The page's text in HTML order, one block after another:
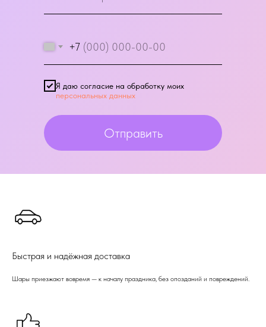
+7
Я даю согласие на обработку моих
персональных данных
Отправить
Быстрая и надёжная доставка
Шары приезжают вовремя — к началу праздника, без опозданий и повреждений.